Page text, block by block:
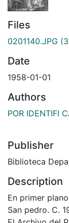
Files
0201140.JPG
Date
1958-01-01
Authors
POR IDENTIFI
Publisher
Biblioteca
Description
En primer
San pedro. C.